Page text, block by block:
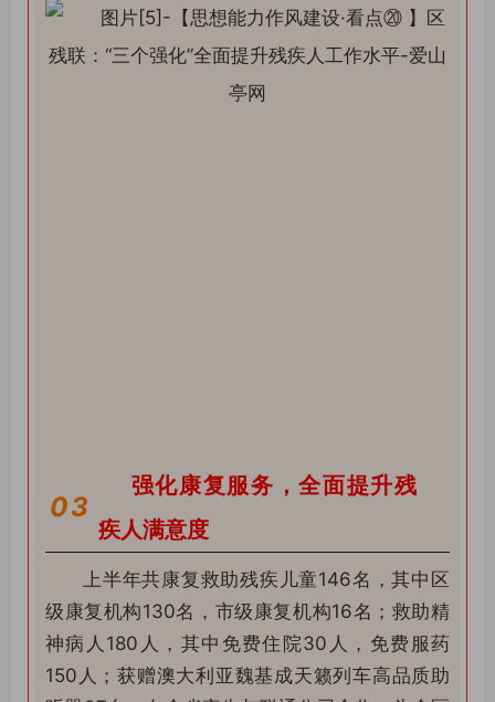
03
强化康复服务，全面提升残
疾人满意度
上半年共康复救助残疾儿童146名，其中区
级康复机构130名，市级康复机构16名；救助精
神病人180人，其中免费住院30人，免费服药
150人；获赠澳大利亚魏基成天籁列车高品质助